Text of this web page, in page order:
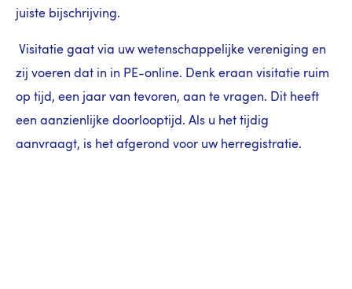
juiste bijschrijving.
Visitatie gaat via uw wetenschappelijke vereniging en
zij voeren dat in in PE-online. Denk eraan visitatie ruim
op tijd, een jaar van tevoren, aan te vragen. Dit heeft
een aanzienlijke doorlooptijd. Als u het tijdig
aanvraagt, is het afgerond voor uw herregistratie.